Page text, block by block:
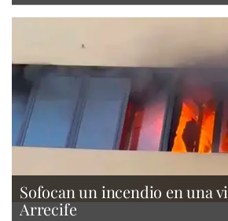
Sofocan un incendio en una
Arrecife